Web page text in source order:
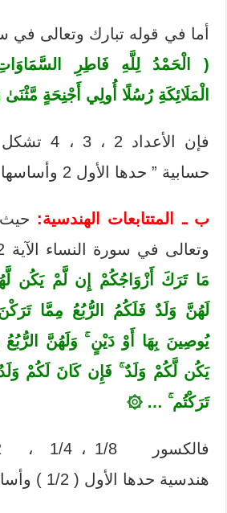
أما في قوله تبارك وتعالى في
(
الْحَمْدُ لِلَّهِ فَاطِرِ
الْمَلَائِكَةِ رُسُلًا أُولِي أَجْنِحَةٍ
فإن الأعداد
حسابية ” حدها الأول 2 وأساسها ( 1+ (
ب ـ المتتابعات الهندسية: حيث
وتعالى في سورة النساء الآية 12
مَا تَرَكَ أَزْوَاجُكُمْ إِن لَّمْ يَكُن
لَهُنَّ وَلَدٌ فَلَكُمُ الرُّبُعُ مِمَّا
يُوصِينَ بِهَا أَوْ دَيْنٍ ۚ وَلَهُنَّ
يَكُن لَّكُمْ وَلَدٌ ۚ فَإِن كَانَ لَكُمْ
تَرَكْتُم
… ۞
هندسية حدها الأول ( 1/2 ) وأساسها 1/2